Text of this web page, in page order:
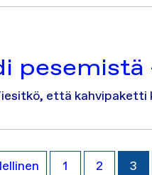
että kahvipaketti
1 2 3